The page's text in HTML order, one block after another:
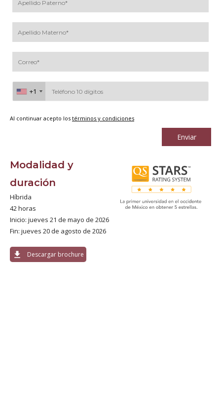
+1
+1
Al continuar acepto los términos y condiciones
Enviar
Modalidad y
duración
Híbrida
42 horas
Inicio: jueves 21 de mayo de 2026
Fin: jueves 20 de agosto de 2026
download Descargar brochure